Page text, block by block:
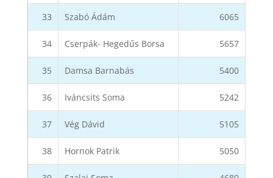
33 Szabó Ádám 6065
34 Cserpák- Hegedűs Borsa 5657
35 Damsa Barnabás 5400
36 Iváncsits Soma 5242
37 Vég Dávid 5105
38 Hornok Patrik 5050